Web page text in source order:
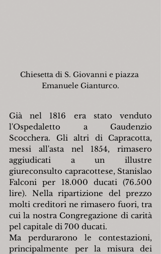
Chiesetta di S. Giovanni e piazza
Emanuele Gianturco.
Già nel 1816 era stato venduto
l'Ospedaletto a Gaudenzio
Scocchera. Gli altri di Capracotta,
messi all'asta nel 1854, rimasero
aggiudicati a un illustre
giureconsulto capracottese, Stanislao
Falconi per 18.000 ducati (76.500
lire). Nella ripartizione del prezzo
molti creditori ne rimasero fuori, tra
cui la nostra Congregazione di carità
pel capitale di 700 ducati.
Ma perdurarono le contestazioni,
principalmente per la misura dei